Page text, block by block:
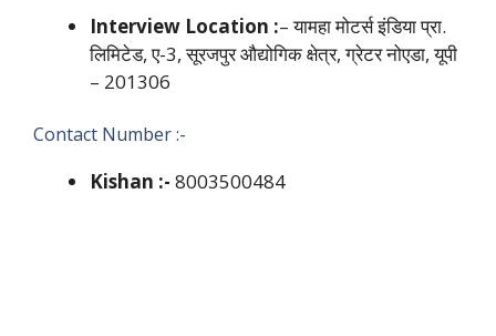
Interview Location :– यामहा मोटर्स इंडिया प्रा.
लिमिटेड, ए-3, सूरजपुर औद्योगिक क्षेत्र, ग्रेटर नोएडा, यूपी
– 201306
Contact Number :-
Kishan :- 8003500484